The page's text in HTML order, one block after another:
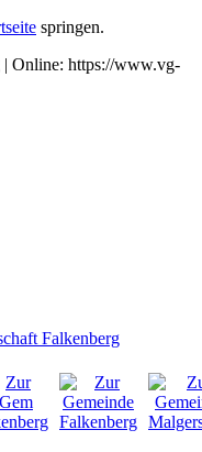
springen.
| Online: https://www.vg-